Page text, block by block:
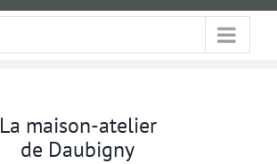
La maison-atelier
de Daubigny